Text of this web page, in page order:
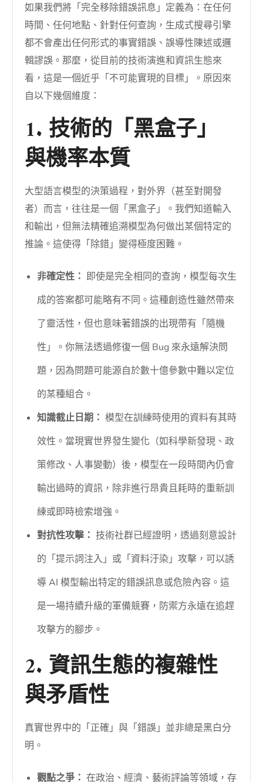
如果我們將「完全移除錯誤訊息」定義為：在任何
時間、任何地點、針對任何查詢，生成式搜尋引擎
都不會產出任何形式的事實錯誤、誤導性陳述或邏
輯謬誤。那麼，從目前的技術演進和資訊生態來
看，這是一個近乎「不可能實現的目標」。原因來
自以下幾個維度：
1. 技術的「黑盒子」
與機率本質
大型語言模型的決策過程，對外界（甚至對開發
者）而言，往往是一個「黑盒子」。我們知道輸入
和輸出，但無法精確追溯模型為何做出某個特定的
推論。這使得「除錯」變得極度困難。
非確定性： 即使是完全相同的查詢，模型每次生
成的答案都可能略有不同。這種創造性雖然帶來
了靈活性，但也意味著錯誤的出現帶有「隨機
性」。你無法透過修復一個 Bug 來永遠解決問
題，因為問題可能源自於數十億參數中難以定位
的某種組合。
知識截止日期： 模型在訓練時使用的資料有其時
效性。當現實世界發生變化（如科學新發現、政
策修改、人事變動）後，模型在一段時間內仍會
輸出過時的資訊，除非進行昂貴且耗時的重新訓
練或即時檢索增強。
對抗性攻擊： 技術社群已經證明，透過刻意設計
的「提示詞注入」或「資料汙染」攻擊，可以誘
導 AI 模型輸出特定的錯誤訊息或危險內容。這
是一場持續升級的軍備競賽，防禦方永遠在追趕
攻擊方的腳步。
2. 資訊生態的複雜性
與矛盾性
真實世界中的「正確」與「錯誤」並非總是黑白分
明。
觀點之爭： 在政治、經濟、藝術評論等領域，存